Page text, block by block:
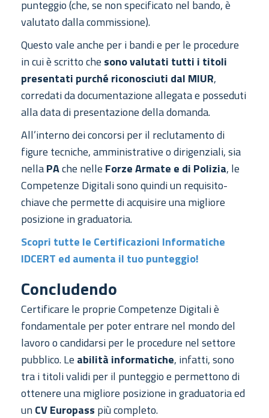
punteggio (che, se non specificato nel bando, è
valutato dalla commissione).
Questo vale anche per i bandi e per le procedure
in cui è scritto che sono valutati tutti i titoli
presentati purché riconosciuti dal MIUR,
corredati da documentazione allegata e posseduti
alla data di presentazione della domanda.
All’interno dei concorsi per il reclutamento di
figure tecniche, amministrative o dirigenziali, sia
nellaPAche nelle Forze Armate e di Polizia, le
Competenze Digitali sono quindi un requisito-
chiave che permette di acquisire una migliore
posizione in graduatoria.
Scopri tutte le Certificazioni Informatiche
IDCERT ed aumenta il tuo punteggio!
Concludendo
Certificare le proprie Competenze Digitali è
fondamentale per poter entrare nel mondo del
lavoro o candidarsi per le procedure nel settore
pubblico. Le abilità informatiche, infatti, sono
tra i titoli validi per il punteggio e permettono di
ottenere una migliore posizione in graduatoria ed
un CV Europass più completo.